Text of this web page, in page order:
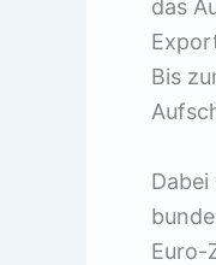
das
Bis
Euro-